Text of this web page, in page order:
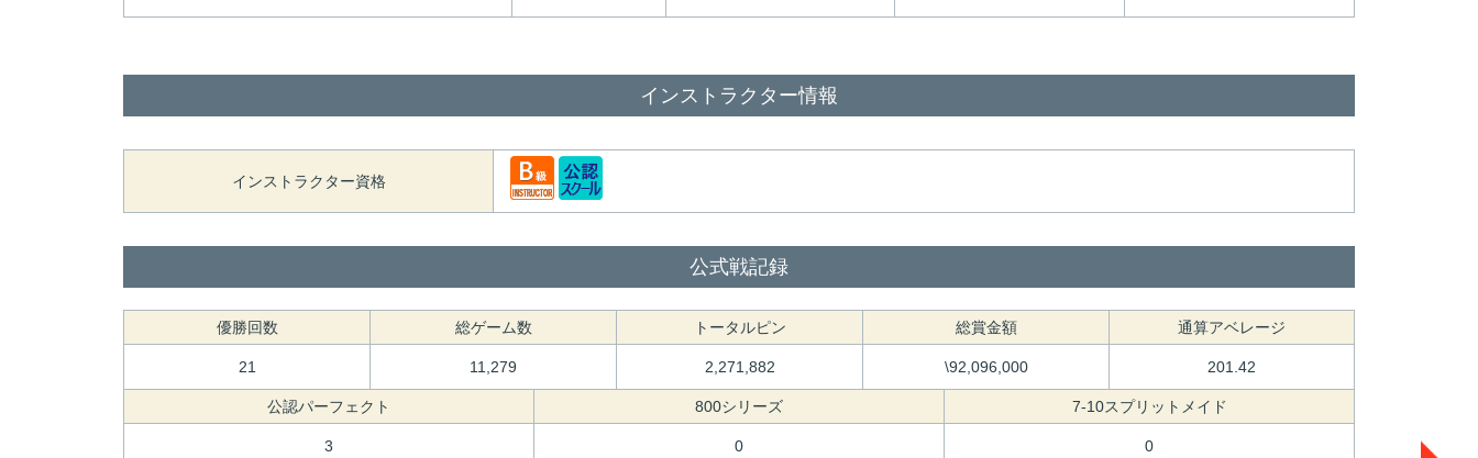
インストラクター情報
インストラクター資格
公式戦記録
優勝回数 総ゲーム数 トータルピン 総賞金額 通算アベレージ
21 11,279 2,271,882 \92,096,000 201.42
公認パーフェクト 800シリーズ 7-10スプリットメイド
3 0 0